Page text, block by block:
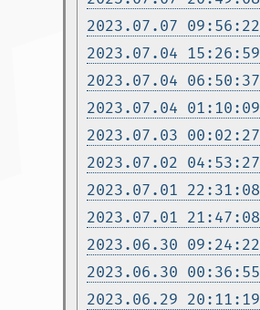
2023.07.07 09:56:22
2023.07.04 15:26:59
2023.07.04 06:50:37
2023.07.04 01:10:09
2023.07.03 00:02:27
2023.07.02 04:53:27
2023.07.01 22:31:08
2023.07.01 21:47:08
2023.06.30 09:24:22
2023.06.30 00:36:55
2023.06.29 20:11:19